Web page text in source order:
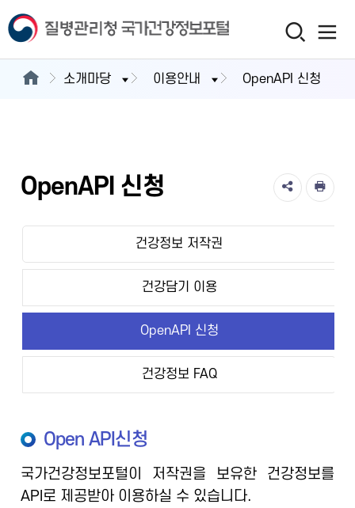
소개마당 이용안내 OpenAPI 신청
OpenAPI 신청
건강정보 저작권
건강담기 이용
OpenAPI 신청
건강정보 FAQ
Open API신청
국가건강정보포털이 저작권을 보유한 건강정보를
API로 제공받아 이용하실 수 있습니다.